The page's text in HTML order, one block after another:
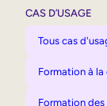
CAS D’USAGE
Tous cas
Formation à
Formation